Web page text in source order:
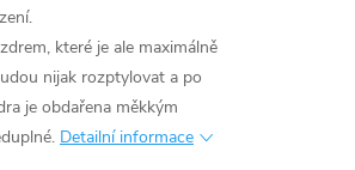
které je ale maximálně
nijak rozptylovat a po
je obdařena měkkým
Detailní informace